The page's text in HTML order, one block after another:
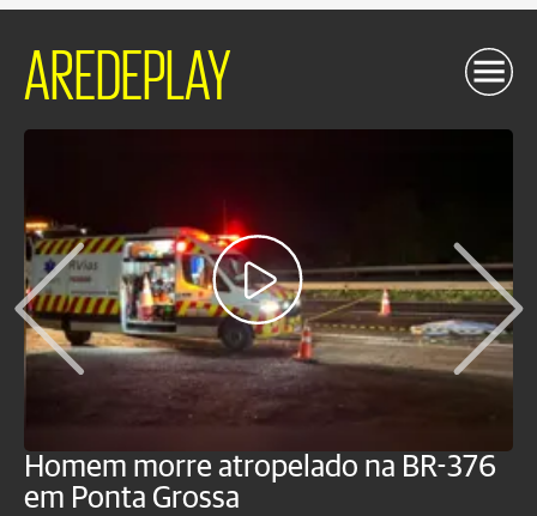
AREDEPLAY
Homem morre atropelado na BR-376
em Ponta Grossa